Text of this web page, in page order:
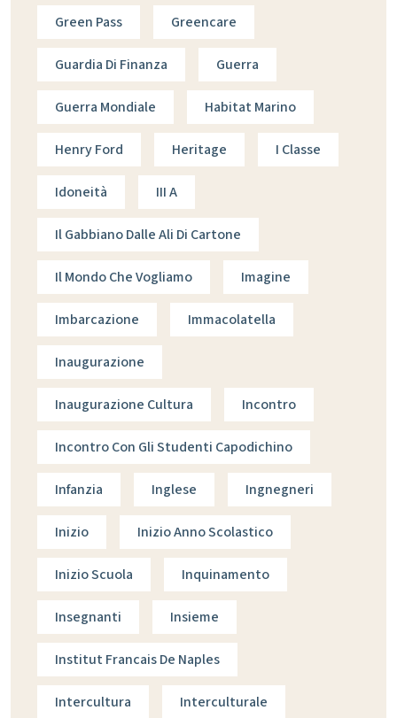
Green Pass Greencare
Guardia Di Finanza Guerra
Guerra Mondiale Habitat Marino
Henry Ford Heritage I Classe
Idoneità III A
Il Gabbiano Dalle Ali Di Cartone
Il Mondo Che Vogliamo Imagine
Imbarcazione Immacolatella
Inaugurazione
Inaugurazione Cultura Incontro
Incontro Con Gli Studenti Capodichino
Infanzia Inglese Ingnegneri
Inizio Inizio Anno Scolastico
Inizio Scuola Inquinamento
Insegnanti Insieme
Institut Francais De Naples
Intercultura Interculturale